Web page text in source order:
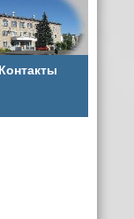
Контакты